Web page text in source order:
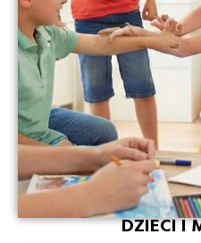
DZIECI I